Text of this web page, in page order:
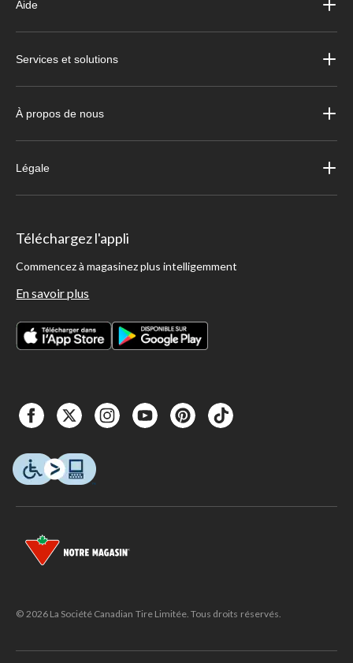
Aide
Services et solutions
À propos de nous
Légale
Téléchargez l'appli
Commencez à magasinez plus intelligemment
En savoir plus
© 2026 La Société Canadian Tire Limitée. Tous droits réservés.